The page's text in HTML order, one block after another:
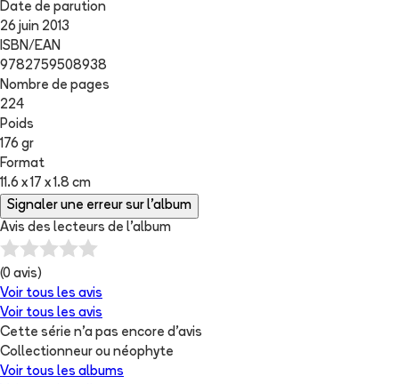
Date de parution
26 juin 2013
ISBN/EAN
9782759508938
Nombre de pages
224
Poids
176 gr
Format
11.6 x 17 x 1.8 cm
Signaler une erreur sur l'album
Avis des lecteurs de l'album
(0 avis)
Voir tous les avis
Voir tous les avis
Cette série n'a pas encore d'avis
Collectionneur ou néophyte
Voir tous les albums